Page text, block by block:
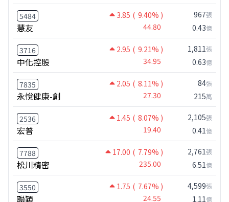
5484 3.85 ( 9.40% )
慧友 44.80
967張
0.43億
3716 2.95 ( 9.21% )
中化控股 34.95
1,811張
0.63億
7835 2.05 ( 8.11% )
永悅健康-創 27.30
84張
215萬
2536 1.45 ( 8.07% )
宏普 19.40
2,105張
0.41億
7788 17.00 ( 7.79% )
松川精密 235.00
2,761張
6.51億
3550 1.75 ( 7.67% )
聯穎 24.55
4,599張
1.11億